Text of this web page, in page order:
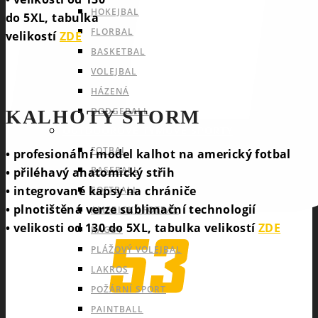
HOKEJBAL
FLORBAL
BASKETBAL
VOLEJBAL
HÁZENÁ
DODGEBALL
FOTBAL
BASEBALL
SOFTBALL
AMERICKÝ FOTBAL
RAGBY
PLÁŽOVÝ VOLEJBAL
LAKROS
POŽÁRNÍ SPORT
PAINTBALL
do 5XL, tabulka
velikostíZDE
KALHOTY STORM
• profesionální model kalhot na americký fotbal
• přiléhavý anatomický střih
• integrované kapsy na chrániče
• plnotištěná verze sublimační technologií
• velikosti od 130 do 5XL, tabulka velikostíZDE